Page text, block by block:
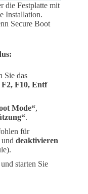
die Festplatte mit
Installation.
Secure Boot
Sie das
F2, F10, Entf
Mode“,
.
für
deaktivieren
und starten Sie